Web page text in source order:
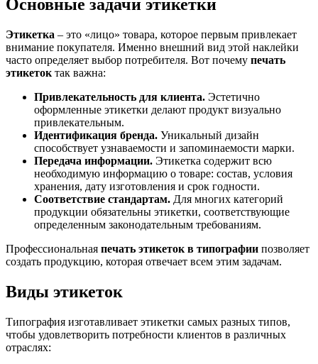
Основные задачи этикетки
Этикетка – это «лицо» товара, которое первым привлекает
внимание покупателя. Именно внешний вид этой наклейки
часто определяет выбор потребителя. Вот почему печать
этикеток так важна:
Привлекательность для клиента. Эстетично
оформленные этикетки делают продукт визуально
привлекательным.
Идентификация бренда. Уникальный дизайн
способствует узнаваемости и запоминаемости марки.
Передача информации. Этикетка содержит всю
необходимую информацию о товаре: состав, условия
хранения, дату изготовления и срок годности.
Соответствие стандартам. Для многих категорий
продукции обязательны этикетки, соответствующие
определенным законодательным требованиям.
Профессиональная печать этикеток в типографии позволяет
создать продукцию, которая отвечает всем этим задачам.
Виды этикеток
Типография изготавливает этикетки самых разных типов,
чтобы удовлетворить потребности клиентов в различных
отраслях: